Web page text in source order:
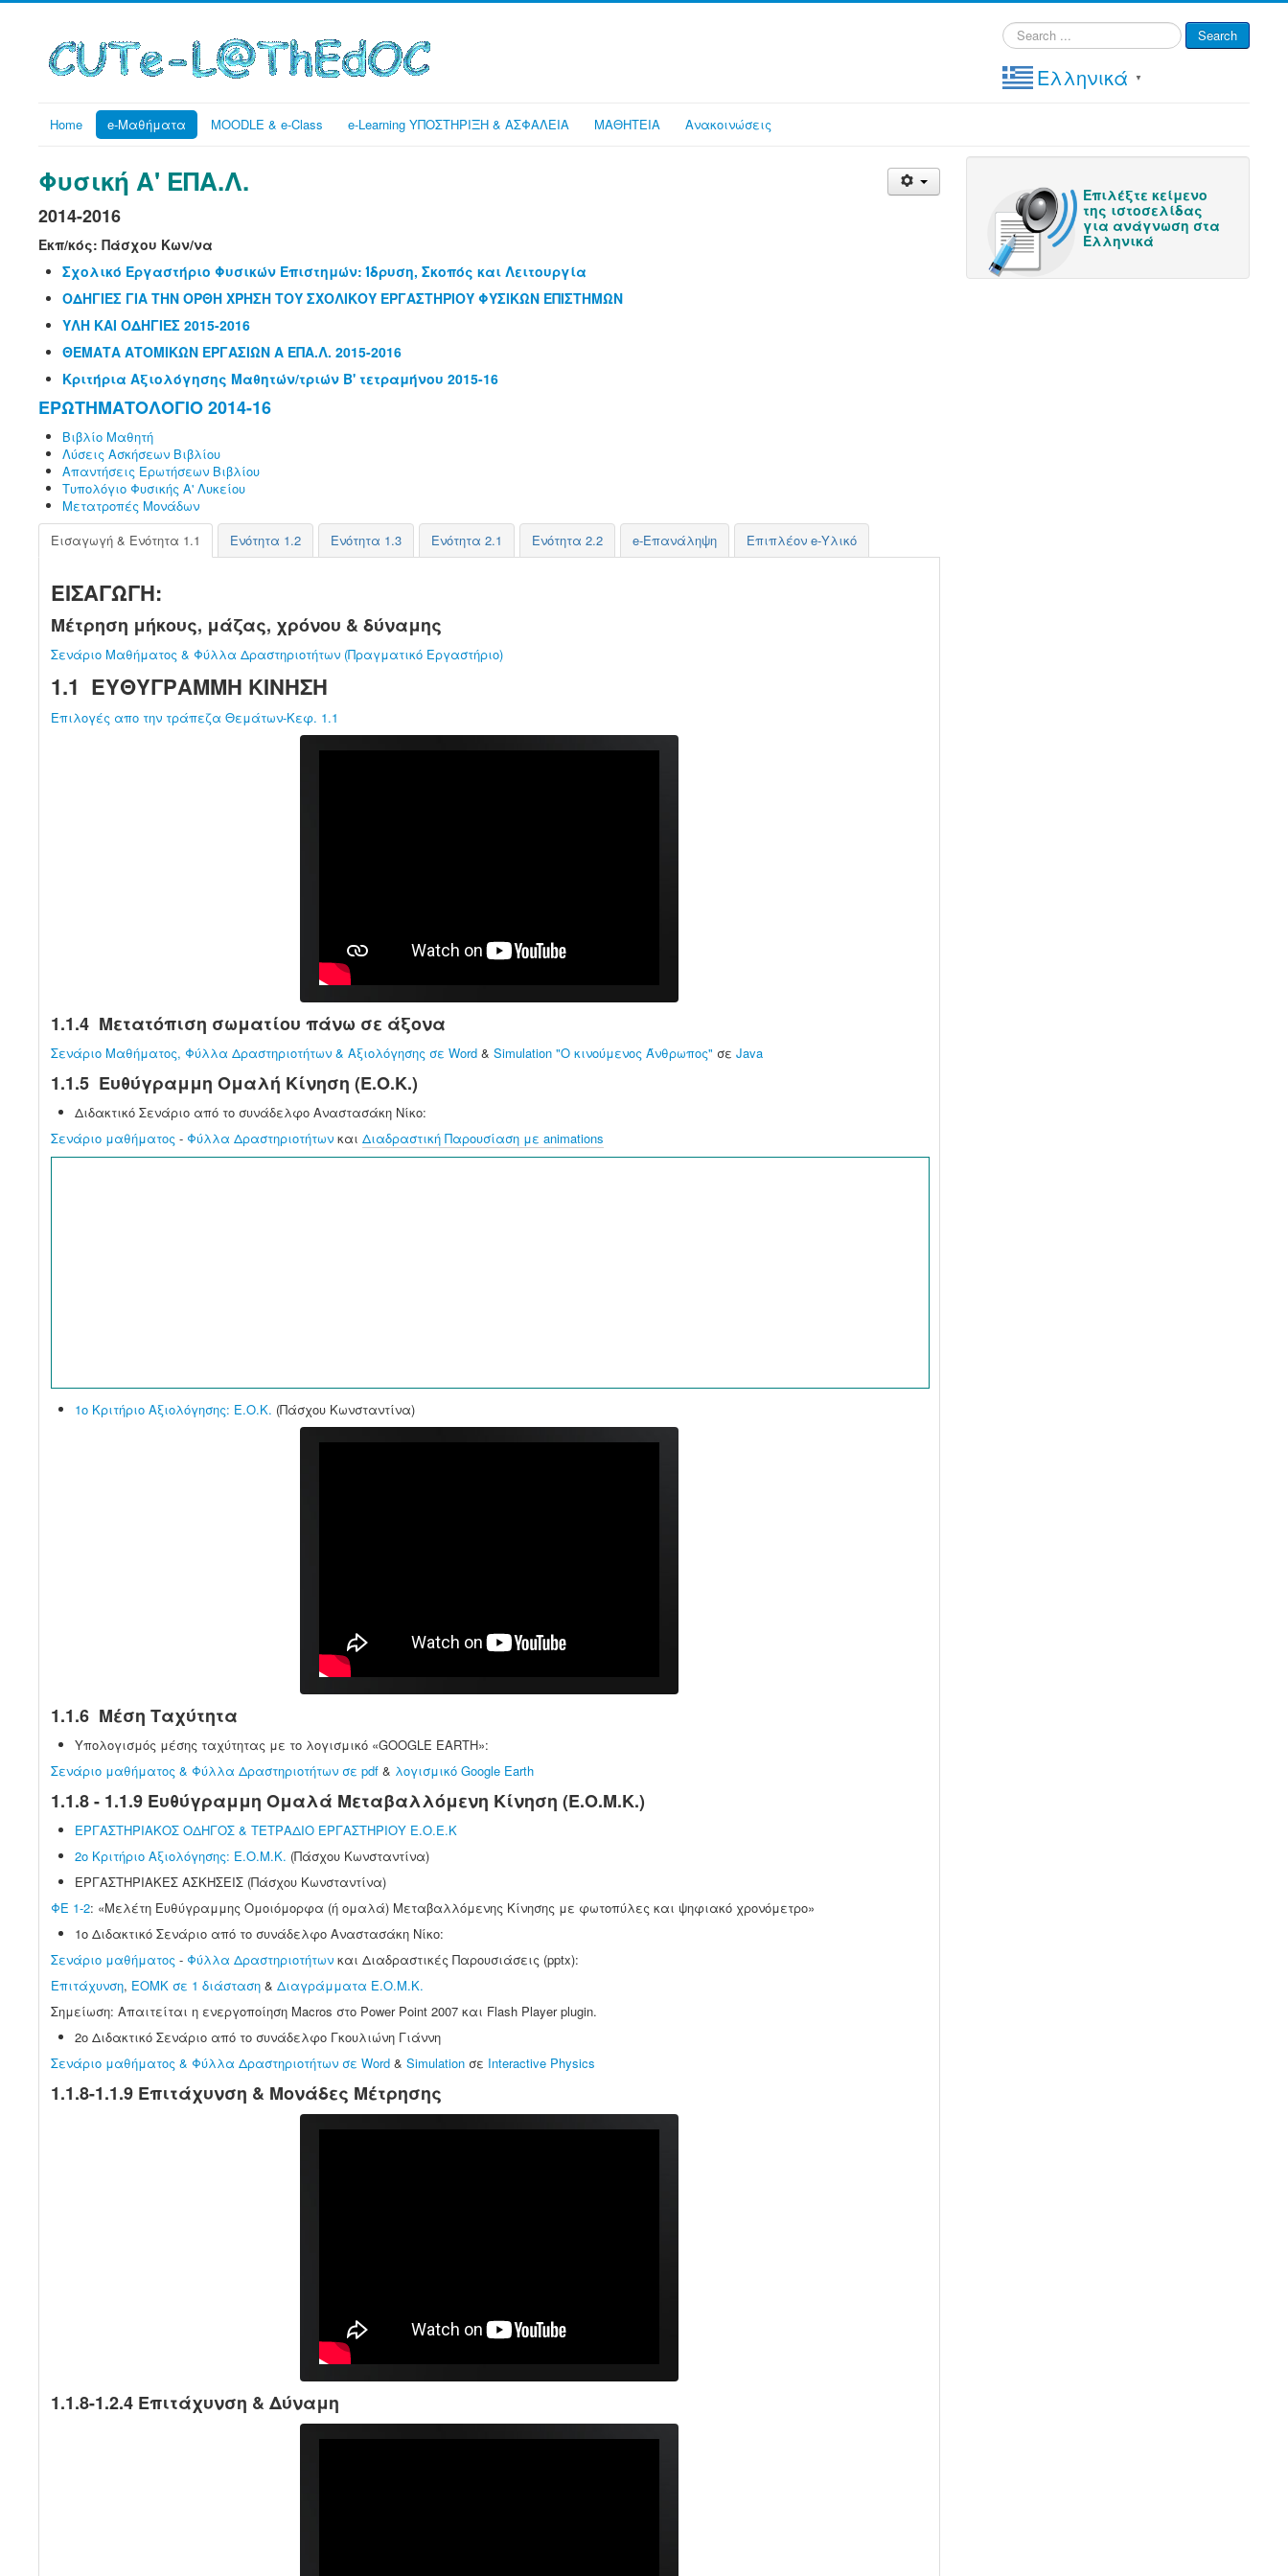
Search
...
Search
Ελληνικά ▼
Home e-Μαθήματα MOODLE & e-Class e-Learning ΥΠΟΣΤΗΡΙΞΗ & ΑΣΦΑΛΕΙΑ ΜΑΘΗΤΕΙΑ Ανακοινώσεις
Φυσική Α' ΕΠΑ.Λ.
2014-2016
Εκπ/κός: Πάσχου Κων/να
Σχολικό Εργαστήριο Φυσικών Επιστημών: Ίδρυση, Σκοπός και Λειτουργία
ΟΔΗΓΙΕΣ ΓΙΑ ΤΗΝ ΟΡΘΗ ΧΡΗΣΗ ΤΟΥ ΣΧΟΛΙΚΟΥ ΕΡΓΑΣΤΗΡΙΟΥ ΦΥΣΙΚΩΝ ΕΠΙΣΤΗΜΩΝ
ΥΛΗ ΚΑΙ ΟΔΗΓΙΕΣ 2015-2016
ΘΕΜΑΤΑ ΑΤΟΜΙΚΩΝ ΕΡΓΑΣΙΩΝ Α ΕΠΑ.Λ. 2015-2016
Κριτήρια Αξιολόγησης Μαθητών/τριών Β' τετραμήνου 2015-16
ΕΡΩΤΗΜΑΤΟΛΟΓΙΟ 2014-16
Βιβλίο Μαθητή
Λύσεις Ασκήσεων Βιβλίου
Απαντήσεις Ερωτήσεων Βιβλίου
Τυπολόγιο Φυσικής Α' Λυκείου
Μετατροπές Μονάδων
Εισαγωγή & Ενότητα 1.1
Ενότητα 1.2 Ενότητα 1.3 Ενότητα 2.1 Ενότητα 2.2 e-Επανάληψη Επιπλέον e-Υλικό
ΕΙΣΑΓΩΓΗ:
Μέτρηση μήκους, μάζας, χρόνου & δύναμης
Σενάριο Μαθήματος & Φύλλα Δραστηριοτήτων (Πραγματικό Εργαστήριο)
1.1 ΕΥΘΥΓΡΑΜΜΗ ΚΙΝΗΣΗ
Επιλογές απο την τράπεζα Θεμάτων-Κεφ. 1.1
1.1.4 Μετατόπιση σωματίου πάνω σε άξονα
Σενάριο Μαθήματος, Φύλλα Δραστηριοτήτων & Αξιολόγησης σε Word & Simulation "Ο κινούμενος Άνθρωπος" σε Java
1.1.5 Ευθύγραμμη Ομαλή Κίνηση (Ε.Ο.Κ.)
Διδακτικό Σενάριο από το συνάδελφο Αναστασάκη Νίκο:
Σενάριο μαθήματος - Φύλλα Δραστηριοτήτων και Διαδραστική Παρουσίαση με animations
1ο Κριτήριο Αξιολόγησης: Ε.Ο.Κ. (Πάσχου Κωνσταντίνα)
1.1.6 Μέση Ταχύτητα
Υπολογισμός μέσης ταχύτητας με το λογισμικό «GOOGLE EARTH»:
Σενάριο μαθήματος & Φύλλα Δραστηριοτήτων σε pdf & λογισμικό Google Earth
1.1.8 - 1.1.9 Ευθύγραμμη Ομαλά Μεταβαλλόμενη Κίνηση (Ε.Ο.Μ.Κ.)
ΕΡΓΑΣΤΗΡΙΑΚΟΣ ΟΔΗΓΟΣ & ΤΕΤΡΑΔΙΟ ΕΡΓΑΣΤΗΡΙΟΥ Ε.Ο.Ε.Κ
2o Κριτήριο Αξιολόγησης: Ε.Ο.Μ.Κ. (Πάσχου Κωνσταντίνα)
ΕΡΓΑΣΤΗΡΙΑΚΕΣ ΑΣΚΗΣΕΙΣ (Πάσχου Κωνσταντίνα)
ΦΕ 1-2: «Μελέτη Ευθύγραμμης Ομοιόμορφα (ή ομαλά) Μεταβαλλόμενης Κίνησης με φωτοπύλες και ψηφιακό χρονόμετρο»
1o Διδακτικό Σενάριο από το συνάδελφο Αναστασάκη Νίκο:
Σενάριο μαθήματος - Φύλλα Δραστηριοτήτων και Διαδραστικές Παρουσιάσεις (pptx):
Επιτάχυνση, ΕΟΜΚ σε 1 διάσταση & Διαγράμματα Ε.Ο.Μ.Κ.
Σημείωση: Απαιτείται η ενεργοποίηση Macros στο Power Point 2007 και Flash Player plugin.
2o Διδακτικό Σενάριο από το συνάδελφο Γκουλιώνη Γιάννη
Σενάριο μαθήματος & Φύλλα Δραστηριοτήτων σε Word & Simulation σε Interactive Physics
1.1.8-1.1.9 Επιτάχυνση & Μονάδες Μέτρησης
1.1.8-1.2.4 Επιτάχυνση & Δύναμη
Επιλέξτε κείμενο
της ιστοσελίδας
για ανάγνωση στα
Ελληνικά